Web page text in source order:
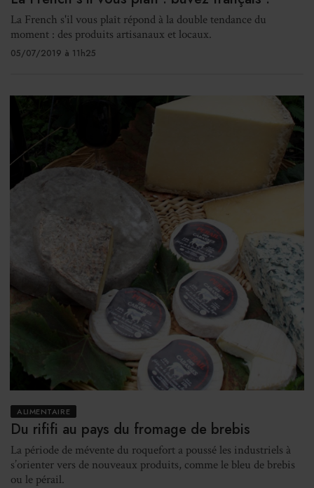
La French s'il vous plaît répond à la double tendance du
moment : des produits artisanaux et locaux.
05/07/2019 à 11h25
ALIMENTAIRE
Du rififi au pays du fromage de brebis
La période de mévente du roquefort a poussé les industriels à
s’orienter vers de nouveaux produits, comme le bleu de brebis
ou le pérail.